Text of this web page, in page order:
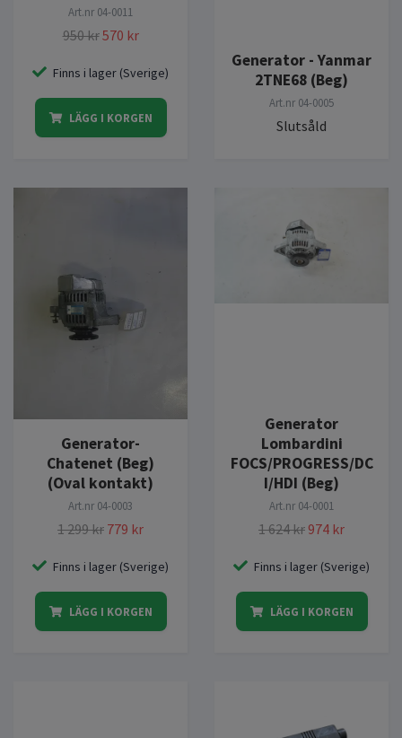
Art.nr 04-0011
950 kr570 kr
Finns i lager (Sverige)
LÄGG I KORGEN
Generator - Yanmar
2TNE68 (Beg)
Art.nr 04-0005
Slutsåld
Generator-
Chatenet (Beg)
(Oval kontakt)
Art.nr 04-0003
1 299 kr 779 kr
Finns i lager (Sverige)
LÄGG I KORGEN
Generator
Lombardini
FOCS/PROGRESS/DC
I/HDI (Beg)
Art.nr 04-0001
1 624 kr 974 kr
Finns i lager (Sverige)
LÄGG I KORGEN